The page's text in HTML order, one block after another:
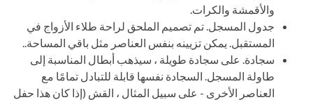
والأقمشة والكرات.
جدول المسجل. تم تصميم الملحق لراحة طلاء الأزواج في
المستقبل. يمكن تزيينه بنفس العناصر مثل باقي المساحة..
سجادة. على سجادة طويلة ، سيذهب أبطال المناسبة إلى
طاولة المسجل. السجادة نفسها قابلة للتبادل تمامًا مع
العناصر الأخرى - على سبيل المثال ، القش (إذا كان هذا حفل